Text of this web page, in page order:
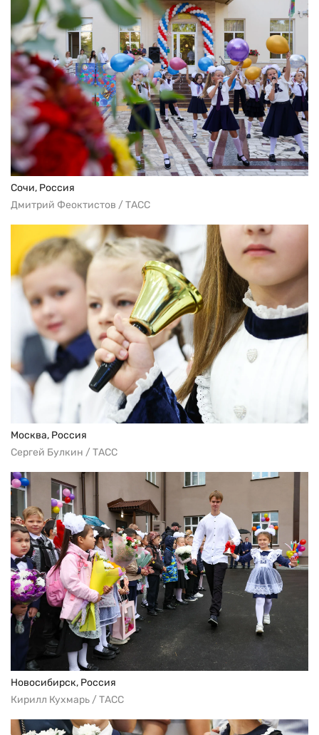
Сочи, Россия
Дмитрий Феоктистов / ТАСС
Москва, Россия
Сергей Булкин / ТАСС
Новосибирск, Россия
Кирилл Кухмарь / ТАСС